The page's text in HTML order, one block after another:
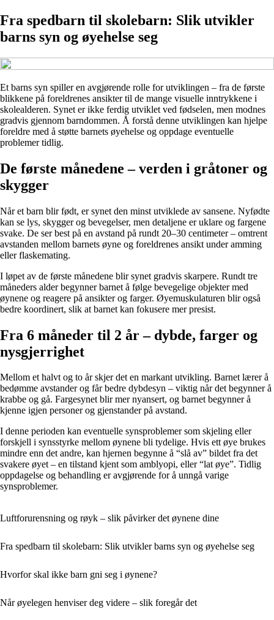
Fra spedbarn til skolebarn: Slik utvikler
barns syn og øyehelse seg
Et barns syn spiller en avgjørende rolle for utviklingen – fra de første
blikkene på foreldrenes ansikter til de mange visuelle inntrykkene i
skolealderen. Synet er ikke ferdig utviklet ved fødselen, men modnes
gradvis gjennom barndommen. Å forstå denne utviklingen kan hjelpe
foreldre med å støtte barnets øyehelse og oppdage eventuelle
problemer tidlig.
De første månedene – verden i gråtoner og
skygger
Når et barn blir født, er synet den minst utviklede av sansene. Nyfødte
kan se lys, skygger og bevegelser, men detaljene er uklare og fargene
svake. De ser best på en avstand på rundt 20–30 centimeter – omtrent
avstanden mellom barnets øyne og foreldrenes ansikt under amming
eller flaskemating.
I løpet av de første månedene blir synet gradvis skarpere. Rundt tre
måneders alder begynner barnet å følge bevegelige objekter med
øynene og reagere på ansikter og farger. Øyemuskulaturen blir også
bedre koordinert, slik at barnet kan fokusere mer presist.
Fra 6 måneder til 2 år – dybde, farger og
nysgjerrighet
Mellom et halvt og to år skjer det en markant utvikling. Barnet lærer å
bedømme avstander og får bedre dybdesyn – viktig når det begynner å
krabbe og gå. Fargesynet blir mer nyansert, og barnet begynner å
kjenne igjen personer og gjenstander på avstand.
I denne perioden kan eventuelle synsproblemer som skjeling eller
forskjell i synsstyrke mellom øynene bli tydelige. Hvis ett øye brukes
mindre enn det andre, kan hjernen begynne å “slå av” bildet fra det
svakere øyet – en tilstand kjent som amblyopi, eller “lat øye”. Tidlig
oppdagelse og behandling er avgjørende for å unngå varige
synsproblemer.
Luftforurensning og røyk – slik påvirker det øynene dine
Fra spedbarn til skolebarn: Slik utvikler barns syn og øyehelse seg
Hvorfor skal ikke barn gni seg i øynene?
Når øyelegen henviser deg videre – slik foregår det